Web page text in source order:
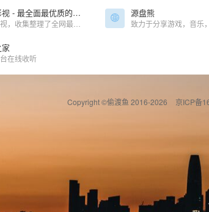
可乐影视 - 最全面最优质的影视导航、影视搜索网站 源盘熊
在线收听
Copyright ©偷渡鱼 2016-2026 京ICP备